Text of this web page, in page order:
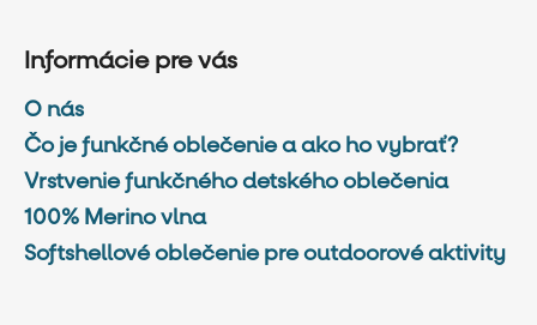
Informácie pre vás
O nás
Čo je funkčné oblečenie a ako ho vybrať?
Vrstvenie funkčného detského oblečenia
100% Merino vlna
Softshellové oblečenie pre outdoorové aktivity